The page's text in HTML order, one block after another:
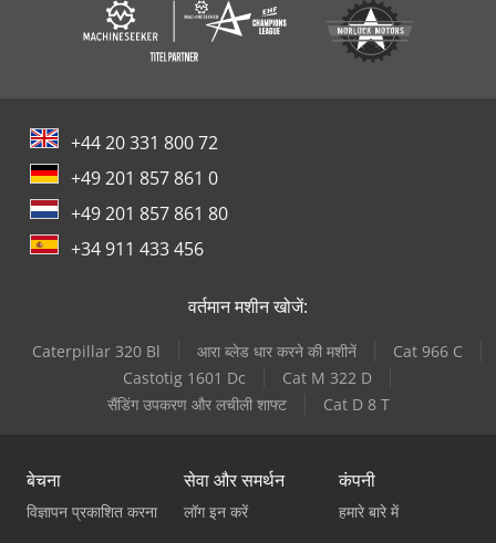
+44 20 331 800 72
+49 201 857 861 0
+49 201 857 861 80
+34 911 433 456
वर्तमान मशीन खोजें:
Caterpillar 320 Bl आरा ब्लेड धार करने की मशीनें
Cat 966 C
Castotig 1601 Dc
Cat M 322 D
सैंडिंग उपकरण और लचीली शाफ्ट
Cat D 8 T
बेचना
विज्ञापन प्रकाशित करना
सेवा और समर्थन
लॉग इन करें
कंपनी
हमारे बारे में